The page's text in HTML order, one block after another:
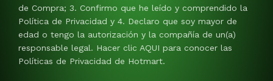
de Compra; 3. Confirmo que he leído y comprendido la
Política de Privacidad y 4. Declaro que soy mayor de
edad o tengo la autorización y la compañía de un(a)
responsable legal. Hacer clic AQUI para conocer las
Políticas de Privacidad de Hotmart.